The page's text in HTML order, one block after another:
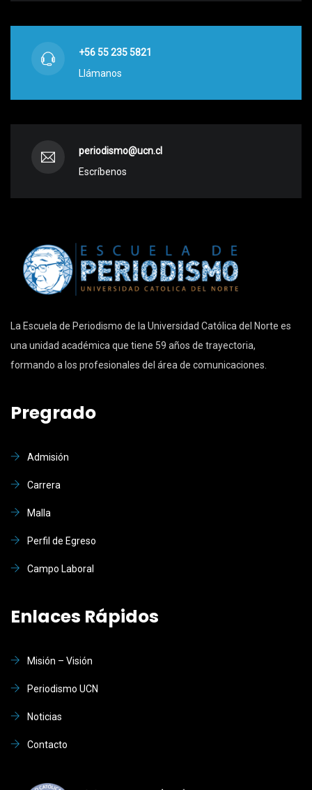
+56 55 235 5821
Llámanos
periodismo@ucn.cl
Escríbenos
La Escuela de Periodismo de la Universidad Católica del Norte es
una unidad académica que tiene 59 años de trayectoria,
formando a los profesionales del área de comunicaciones.
Pregrado
Admisión
Carrera
Malla
Perfil de Egreso
Campo Laboral
Enlaces Rápidos
Misión – Visión
Periodismo UCN
Noticias
Contacto